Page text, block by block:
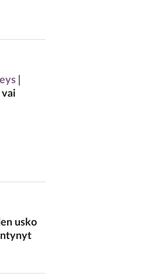
usko